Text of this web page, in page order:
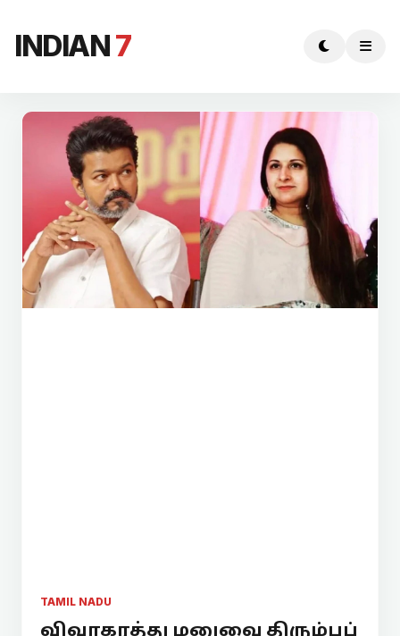
INDIAN7
TAMIL NADU
விவாகரத்து மனுவை திரும்பப்